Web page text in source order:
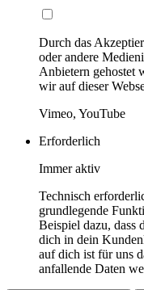
Durch das
oder andere
Anbietern gehostet
wir auf dieser
Vimeo, YouTube
Erforderlich
Immer aktiv
Technisch
grundlegende
Beispiel dazu, dass
dich in dein
auf dich ist für uns
anfallende Daten